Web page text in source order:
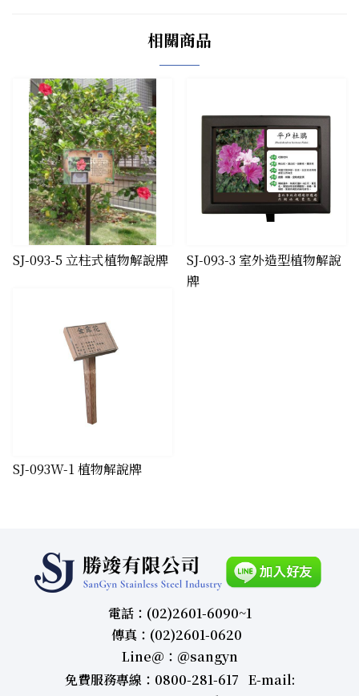
相關商品
​SJ-093-5 立柱式植物解說牌
​SJ-093-3 室外造型植物解說
牌
​SJ-093W-1 植物解說牌
電話：(02)2601-6090~1
傳真：(02)2601-0620
Line＠：＠sangyn
免費服務專線：0800-281-617 E-mail: